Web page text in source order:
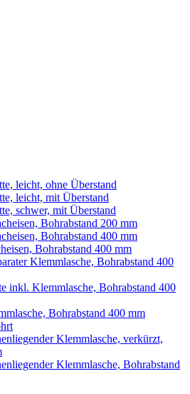
leicht, ohne Überstand
leicht, mit Überstand
schwer, mit Überstand
Bohrabstand 200 mm
Bohrabstand 400 mm
Bohrabstand 400 mm
Klemmlasche, Bohrabstand 400
inkl. Klemmlasche, Bohrabstand 400
Bohrabstand 400 mm
Klemmlasche, verkürzt,
Klemmlasche, Bohrabstand